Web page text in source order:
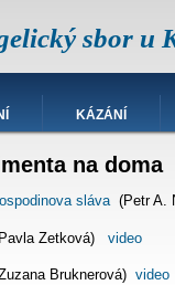
sbor u
KÁZÁNÍ
na doma
sláva(Petr A.
Zetková) video
Bruknerová) video